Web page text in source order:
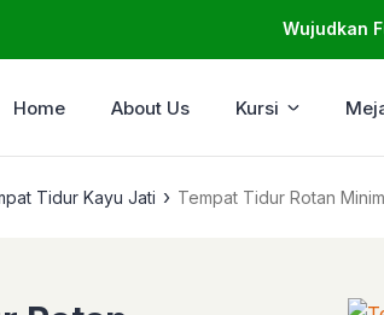
Wujudkan
Home About Us Kursi
Tidur Kayu Jati › Tempat Tidur Rotan